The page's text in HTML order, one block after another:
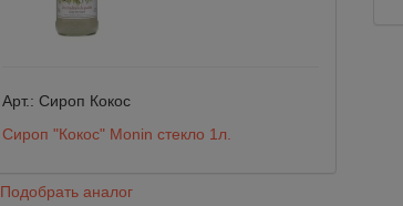
Арт.: Сироп Кокос
Сироп "Кокос" Monin стекло 1л.
Подобрать аналог